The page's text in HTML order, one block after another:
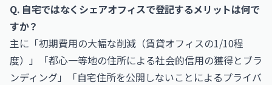
Q. 自宅ではなくシェアオフィスで登記するメリットは何で
すか？
主に「初期費用の大幅な削減（賃貸オフィスの1/10程
度）」「都心一等地の住所による社会的信用の獲得とブラ
ンディング」「自宅住所を公開しないことによるプライバ